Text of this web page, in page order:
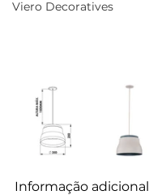
Viero Decoratives
Informação adicional